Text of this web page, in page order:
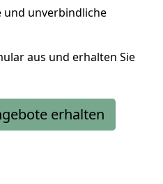
und unverbindliche
aus und erhalten Sie
erhalten